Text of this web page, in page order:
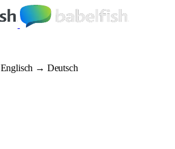
Englisch → Deutsch